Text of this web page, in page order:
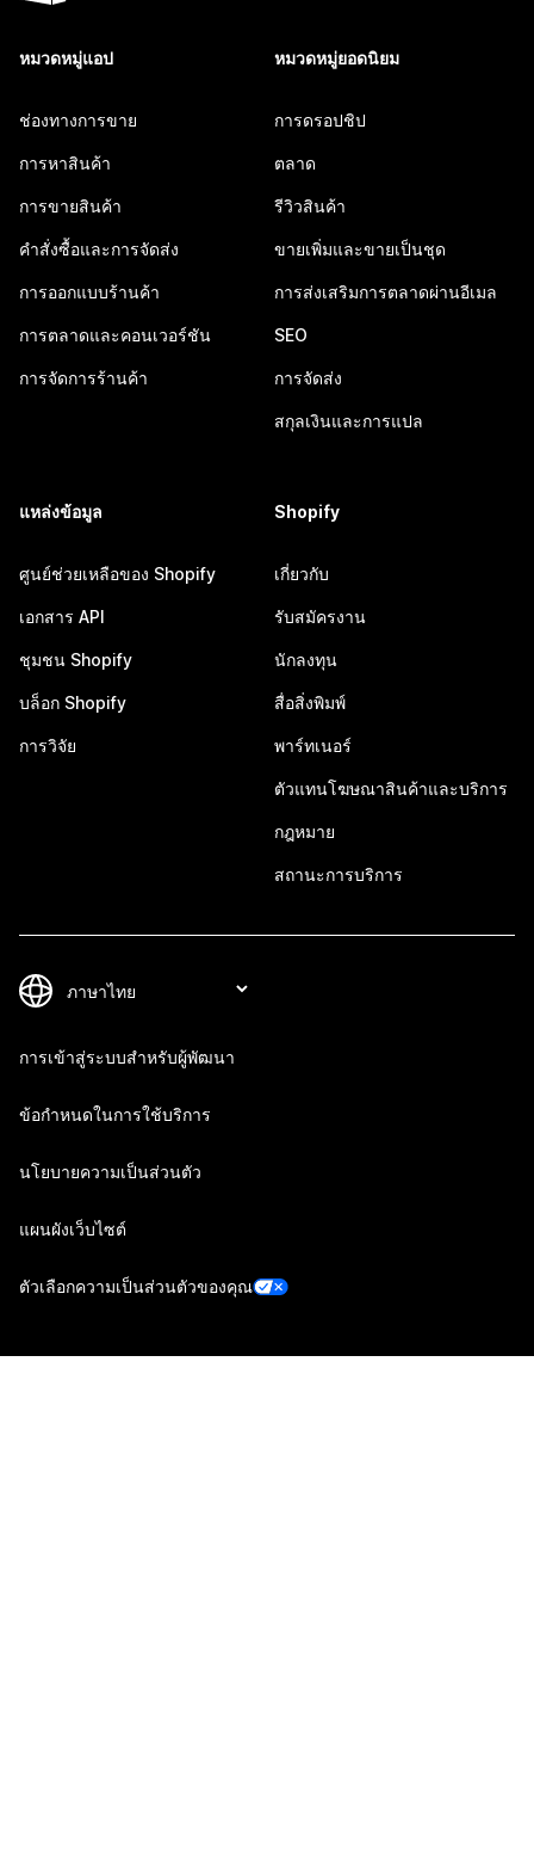
หมวดหมู่แอป
ช่องทางการขาย
การหาสินค้า
การขายสินค้า
คำสั่งซื้อและการจัดส่ง
การออกแบบร้านค้า
การตลาดและคอนเวอร์ชัน
การจัดการร้านค้า
หมวดหมู่ยอดนิยม
การดรอปชิป
ตลาด
รีวิวสินค้า
ขายเพิ่มและขายเป็นชุด
การส่งเสริมการตลาดผ่านอีเมล
SEO
การจัดส่ง
สกุลเงินและการแปล
แหล่งข้อมูล
ศูนย์ช่วยเหลือของ Shopify
เอกสาร API
ชุมชน Shopify
บล็อก Shopify
การวิจัย
Shopify
เกี่ยวกับ
รับสมัครงาน
นักลงทุน
สื่อสิ่งพิมพ์
พาร์ทเนอร์
ตัวแทนโฆษณาสินค้าและบริการ
กฎหมาย
สถานะการบริการ
การเข้าสู่ระบบสำหรับผู้พัฒนา
ข้อกำหนดในการใช้บริการ
นโยบายความเป็นส่วนตัว
แผนผังเว็บไซต์
ตัวเลือกความเป็นส่วนตัวของคุณ